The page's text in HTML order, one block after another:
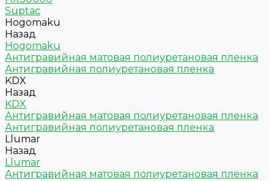
Suptac
Hogomaku
Назад
Hogomaku
Антигравийная матовая полиуретановая пленка
Антигравийная полиуретановая пленка
KDX
Назад
KDX
Антигравийная матовая полиуретановая пленка
Антигравийная полиуретановая пленка
Llumar
Назад
Llumar
Антигравийная матовая полиуретановая пленка